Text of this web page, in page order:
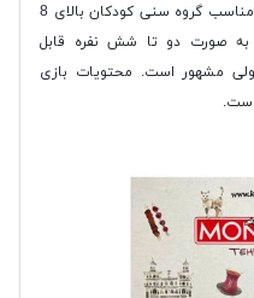
توسط برند میپل کینگ است. این بازی مناسب گروه سنی کودکان بالای 8
به صورت دو تا شش نفره قابل
مشهور است. محتویات بازی